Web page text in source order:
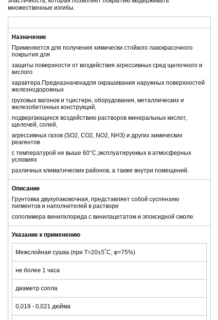
множественные изгибы.
Назначение
Применяется для получения химически стойкого лакокрасочного
покрытия для
защиты поверхности от воздействия агрессивных сред щелочного и
кислого
характера. Предназначенадля окрашивания наружных поверхностей
железнодорожных
грузовых вагонов и тцистерн, оборудования, металлических и
железобетонных конструкций,
подвергающихся воздействию растворов минеральных кислот,
щелочей, солей,
агрессивных газов (SO2, CO2, NO2, NH3) и других химических
реагентов
с температурой не выше 60°С, эксплуатируемых в атмосферных
условиях
различных климатических районов, а также внутри помещений.
Описание
Грунтовка двухупаковочная, представляет собой суспензию
пигментов и наполнителей в растворе
сополимера винилхлорида с винилацетатом и эпоксидной смоле.
Указание к применению
Межслойная сушка (при Т=20±5˚C, φ=75%)
не более 1 часа
диаметр сопла
0,019 - 0,021 дюйма